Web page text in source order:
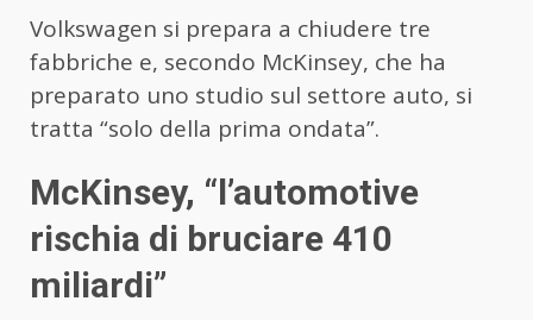
Volkswagen si prepara a chiudere tre
fabbriche e, secondo McKinsey, che ha
preparato uno studio sul settore auto, si
tratta “solo della prima ondata”.
McKinsey, “l’automotive
rischia di bruciare 410
miliardi”